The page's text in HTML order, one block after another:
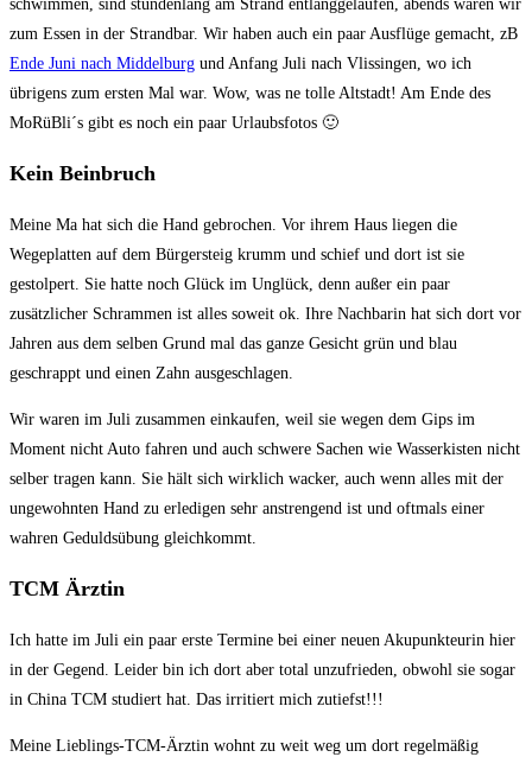
schwimmen, sind stundenlang am Strand entlanggelaufen, abends waren wir
zum Essen in der Strandbar. Wir haben auch ein paar Ausflüge gemacht, zB
Ende Juni nach Middelburg und Anfang Juli nach Vlissingen, wo ich
übrigens zum ersten Mal war. Wow, was ne tolle Altstadt! Am Ende des
MoRüBli´s gibt es noch ein paar Urlaubsfotos 🙂
Kein Beinbruch
Meine Ma hat sich die Hand gebrochen. Vor ihrem Haus liegen die
Wegeplatten auf dem Bürgersteig krumm und schief und dort ist sie
gestolpert. Sie hatte noch Glück im Unglück, denn außer ein paar
zusätzlicher Schrammen ist alles soweit ok. Ihre Nachbarin hat sich dort vor
Jahren aus dem selben Grund mal das ganze Gesicht grün und blau
geschrappt und einen Zahn ausgeschlagen.
Wir waren im Juli zusammen einkaufen, weil sie wegen dem Gips im
Moment nicht Auto fahren und auch schwere Sachen wie Wasserkisten nicht
selber tragen kann. Sie hält sich wirklich wacker, auch wenn alles mit der
ungewohnten Hand zu erledigen sehr anstrengend ist und oftmals einer
wahren Geduldsübung gleichkommt.
TCM Ärztin
Ich hatte im Juli ein paar erste Termine bei einer neuen Akupunkteurin hier
in der Gegend. Leider bin ich dort aber total unzufrieden, obwohl sie sogar
in China TCM studiert hat. Das irritiert mich zutiefst!!!
Meine Lieblings-TCM-Ärztin wohnt zu weit weg um dort regelmäßig